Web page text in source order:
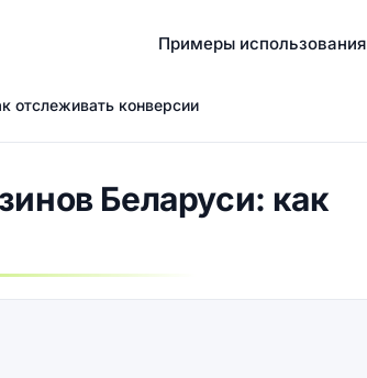
Примеры использования
отслеживать конверсии
Беларуси: как